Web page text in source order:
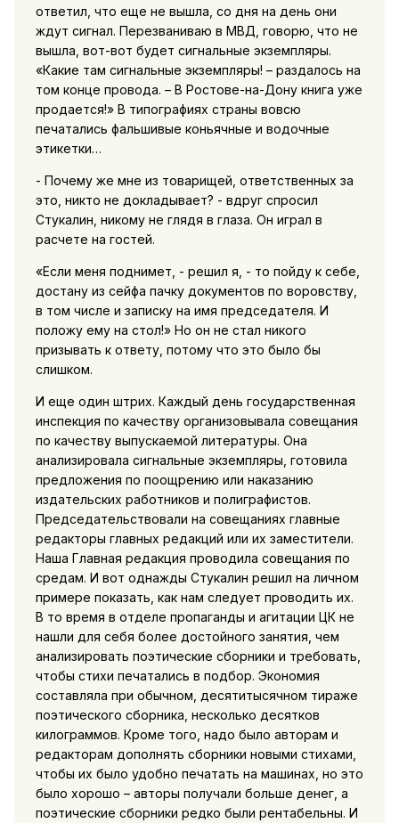
ответил, что еще не вышла, со дня на день они
ждут сигнал. Перезваниваю в МВД, говорю, что не
вышла, вот-вот будет сигнальные экземпляры.
«Какие там сигнальные экземпляры! – раздалось на
том конце провода. – В Ростове-на-Дону книга уже
продается!» В типографиях страны вовсю
печатались фальшивые коньячные и водочные
этикетки…
- Почему же мне из товарищей, ответственных за
это, никто не докладывает? - вдруг спросил
Стукалин, никому не глядя в глаза. Он играл в
расчете на гостей.
«Если меня поднимет, - решил я, - то пойду к себе,
достану из сейфа пачку документов по воровству,
в том числе и записку на имя председателя. И
положу ему на стол!» Но он не стал никого
призывать к ответу, потому что это было бы
слишком.
И еще один штрих. Каждый день государственная
инспекция по качеству организовывала совещания
по качеству выпускаемой литературы. Она
анализировала сигнальные экземпляры, готовила
предложения по поощрению или наказанию
издательских работников и полиграфистов.
Председательствовали на совещаниях главные
редакторы главных редакций или их заместители.
Наша Главная редакция проводила совещания по
средам. И вот однажды Стукалин решил на личном
примере показать, как нам следует проводить их.
В то время в отделе пропаганды и агитации ЦК не
нашли для себя более достойного занятия, чем
анализировать поэтические сборники и требовать,
чтобы стихи печатались в подбор. Экономия
составляла при обычном, десятитысячном тираже
поэтического сборника, несколько десятков
килограммов. Кроме того, надо было авторам и
редакторам дополнять сборники новыми стихами,
чтобы их было удобно печатать на машинах, но это
было хорошо – авторы получали больше денег, а
поэтические сборники редко были рентабельны. И